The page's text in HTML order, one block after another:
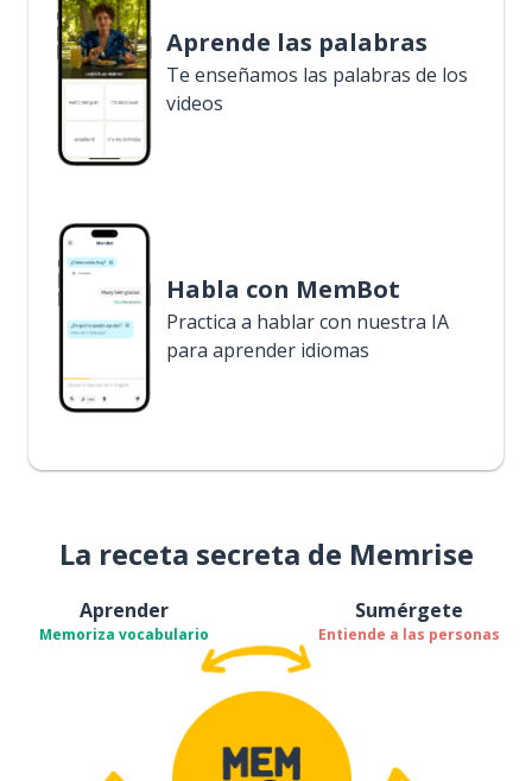
Aprende las palabras
Te enseñamos las palabras de los
videos
Habla con MemBot
Practica a hablar con nuestra IA
para aprender idiomas
La receta secreta de Memrise
Aprender
Memoriza vocabulario
Sumérgete
Entiende a las personas